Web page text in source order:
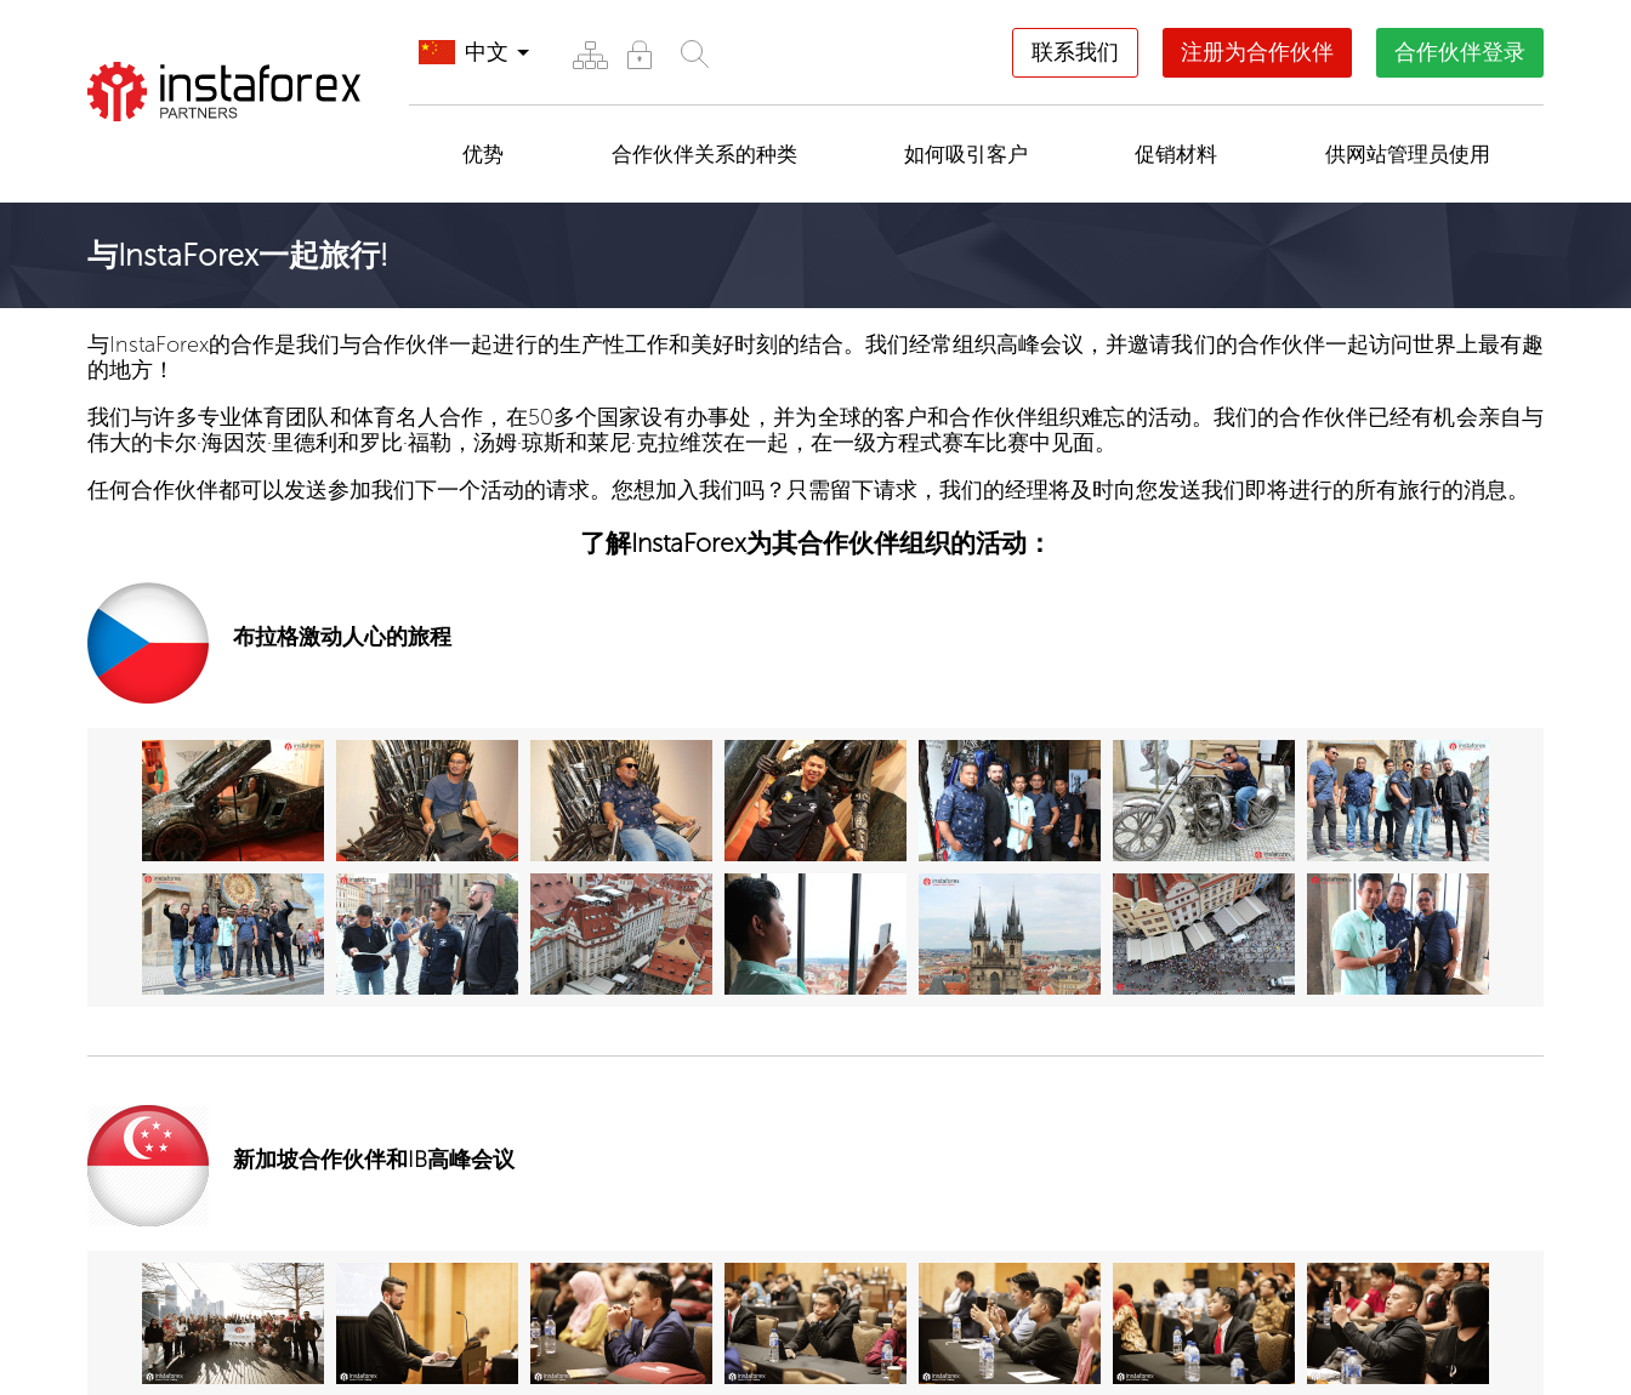
中文 联系我们 注册为合作伙伴 合作伙伴登录
优势 合作伙伴关系的种类 如何吸引客户 促销材料 供网站管理员使用
与InstaForex一起旅行!
与InstaForex的合作是我们与合作伙伴一起进行的生产性工作和美好时刻的结合。我们经常组织高峰会议，并邀请我们的合作伙伴一起访问世界上最有趣
的地方！
我们与许多专业体育团队和体育名人合作，在50多个国家设有办事处，并为全球的客户和合作伙伴组织难忘的活动。我们的合作伙伴已经有机会亲自与
伟大的卡尔·海因茨·里德利和罗比·福勒，汤姆·琼斯和莱尼·克拉维茨在一起，在一级方程式赛车比赛中见面。
任何合作伙伴都可以发送参加我们下一个活动的请求。您想加入我们吗？只需留下请求，我们的经理将及时向您发送我们即将进行的所有旅行的消息。
了解InstaForex为其合作伙伴组织的活动：
布拉格激动人心的旅程
新加坡合作伙伴和IB高峰会议